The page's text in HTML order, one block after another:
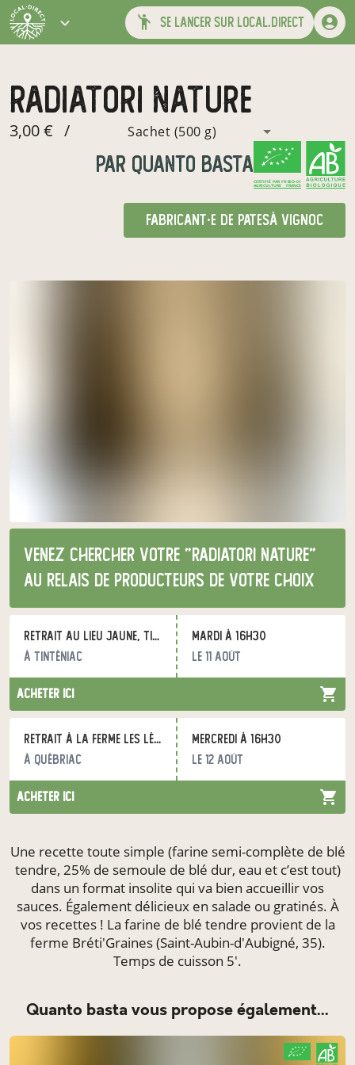
se lancer sur local.direct
Radiatori nature
3,00 € / Sachet (500 g)
par quanto basta
CERTIFIÉ PAR FR-BIO-01
AGRICULTURE FRANCE
fabricant·e de patesà Vignoc
Venez chercher votre "Radiatori nature"
au relais de producteurs de votre choix
Retrait au Lieu Jaune, Tinténiac
à Tinténiac
mardi à 16h30
le 11 août
acheter ici
Retrait à la ferme Les Légumes du Grand Bois
à Québriac
mercredi à 16h30
le 12 août
acheter ici
Une recette toute simple (farine semi-complète de blé
tendre, 25% de semoule de blé dur, eau et c’est tout)
dans un format insolite qui va bien accueillir vos
sauces. Également délicieux en salade ou gratinés. À
vos recettes ! La farine de blé tendre provient de la
ferme Bréti'Graines (Saint-Aubin-d'Aubigné, 35).
Temps de cuisson 5'.
quanto basta vous propose également...